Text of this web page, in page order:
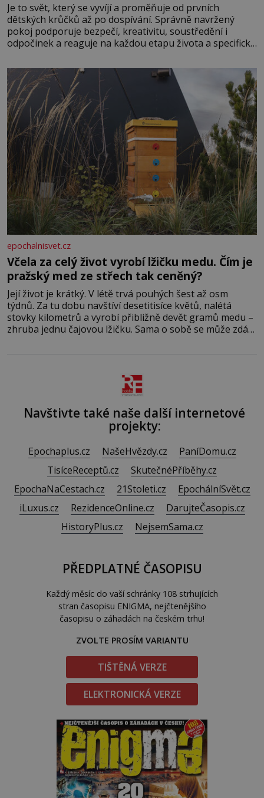
Je to svět, který se vyvíjí a proměňuje od prvních
dětských krůčků až po dospívání. Správně navržený
pokoj podporuje bezpečí, kreativitu, soustředění i
odpočinek a reaguje na každou etapu života a specifické
měkkost a bezpečí, proto by pokoj miminka měl působit
především klidně a útulně. Předškolní věk je
epochalnisvet.cz
Včela za celý život vyrobí lžičku medu. Čím je
pražský med ze střech tak ceněný?
Její život je krátký. V létě trvá pouhých šest až osm
týdnů. Za tu dobu navštíví desetitisíce květů, nalétá
stovky kilometrů a vyrobí přibližně devět gramů medu –
zhruba jednu čajovou lžičku. Sama o sobě se může zdát
Navštivte také naše další internetové
projekty:
Epochaplus.cz NašeHvězdy.cz
PaníDomu.cz
TisíceReceptů.cz
SkutečnéPříběhy.cz
EpochaNaCestach.cz
21Stoleti.cz
EpochálníSvět.cz
iLuxus.cz
RezidenceOnline.cz
DarujteČasopis.cz
HistoryPlus.cz
NejsemSama.cz
PŘEDPLATNÉ ČASOPISU
Každý měsíc do vaší schránky 108 strhujících
stran časopisu ENIGMA, nejčtenějšího
časopisu o záhadách na českém trhu!
ZVOLTE PROSÍM VARIANTU
TIŠTĚNÁ VERZE
ELEKTRONICKÁ VERZE